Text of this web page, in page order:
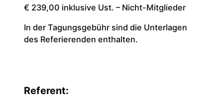
€ 239,00 inklusive Ust. – Nicht-Mitglieder
In der Tagungsgebühr sind die Unterlagen
des Referierenden enthalten.
Referent: